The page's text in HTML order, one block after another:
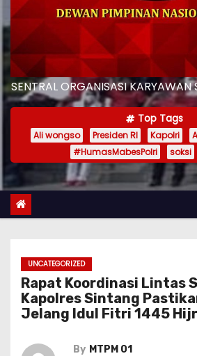
SENTRAL ORGANISASI
Top Tags
Ali wongso Presiden RI Kapolri
#HumasMabesPolri
soksi
UNCATEGORIZED
Rapat Koordinasi Lintas
Kapolres Sintang
Jelang Idul Fitri 1445
By MTPM 01